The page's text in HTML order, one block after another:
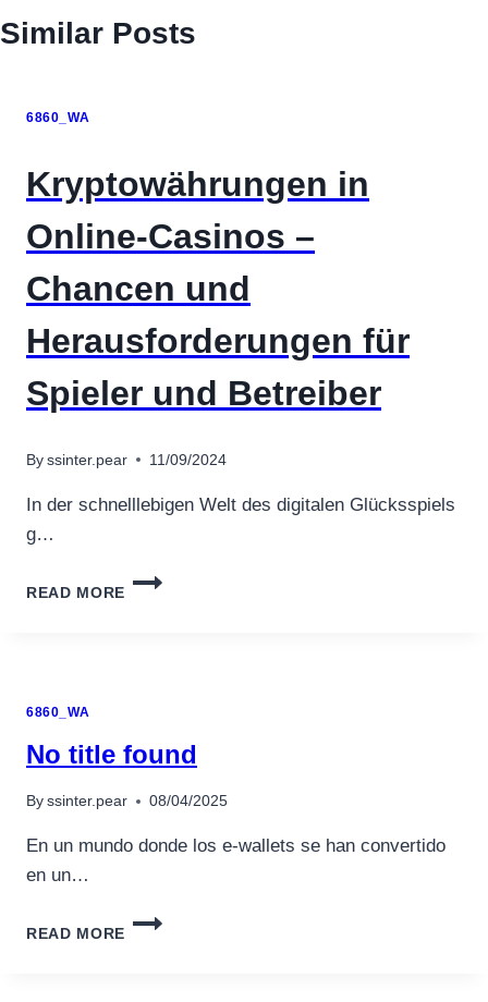
Similar Posts
6860_WA
Kryptowährungen in
Online-Casinos –
Chancen und
Herausforderungen für
Spieler und Betreiber
By ssinter.pear 11/09/2024
In der schnelllebigen Welt des digitalen Glücksspiels
g…
READ MORE
KRYPTOWÄHRUNGEN
FÜR
UND
6860_WA
No title found
By ssinter.pear 08/04/2025
En un mundo donde los e-wallets se han convertido
en un…
READ MORE
NO